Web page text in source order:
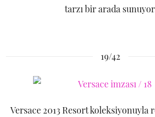
tarzı bir arada
19/42
Versace 2013 Resort koleksiyonuyla